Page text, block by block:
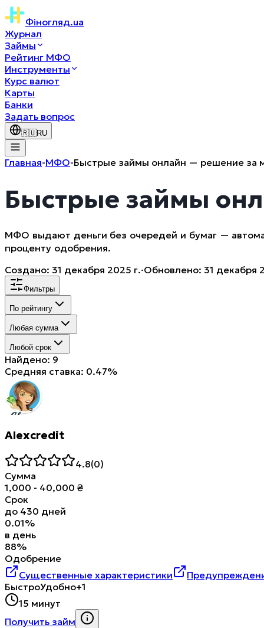
Фіногляд.ua
Журнал
Займы
Рейтинг МФО
Инструменты
Курс валют
Карты
Банки
Задать вопрос
🇷🇺RU
Главная-МФО-Быстрые займы онлайн — решение за
Быстрые займы
МФО выдают деньги без очередей и бумаг —
проценту одобрения.
Создано: 31 декабря 2025 г.·Обновлено: 31 декабря
Фильтры
По рейтингу
Любая сумма
Любой срок
Найдено: 9
Средняя ставка: 0.47%
Alexcredit
4.8(0)
Сумма
1,000 - 40,000 ₴
Срок
до 430 дней
0.01%
в день
88%
Одобрение
Существенные характеристики
БыстроУдобно+1
15 минут
Получить займ